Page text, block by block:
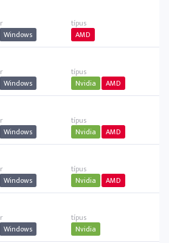
Windows AMD
Windows Nvidia AMD
Windows Nvidia AMD
Windows Nvidia AMD
Windows Nvidia